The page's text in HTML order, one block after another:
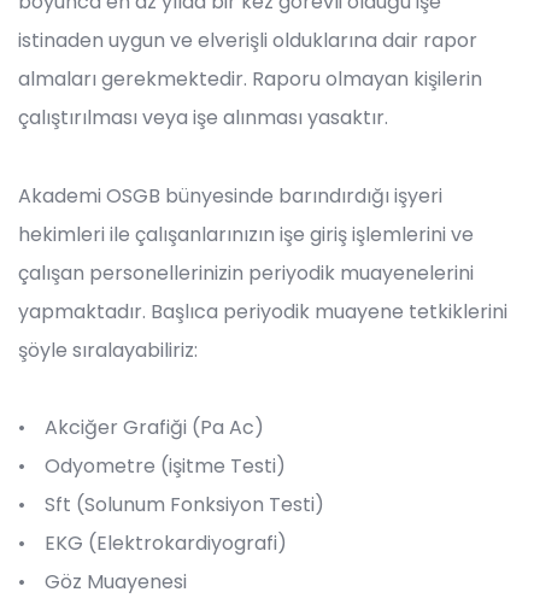
istinaden uygun ve elverişli olduklarına dair rapor
almaları gerekmektedir. Raporu olmayan kişilerin
çalıştırılması veya işe alınması yasaktır.
Akademi OSGB bünyesinde barındırdığı işyeri
hekimleri ile çalışanlarınızın işe giriş işlemlerini ve
çalışan personellerinizin periyodik muayenelerini
yapmaktadır. Başlıca periyodik muayene tetkiklerini
şöyle sıralayabiliriz:
• Akciğer Grafiği (Pa Ac)
• Odyometre (işitme Testi)
• Sft (Solunum Fonksiyon Testi)
• EKG (Elektrokardiyografi)
• Göz Muayenesi